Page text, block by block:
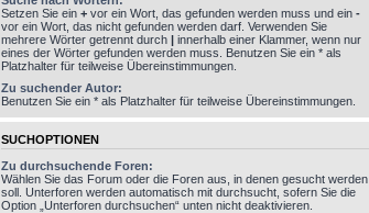
Setzen Sie ein + vor ein Wort, das gefunden werden muss und ein -
vor ein Wort, das nicht gefunden werden darf. Verwenden Sie
mehrere Wörter getrennt durch | innerhalb einer Klammer, wenn nur
eines der Wörter gefunden werden muss. Benutzen Sie ein * als
Platzhalter für teilweise Übereinstimmungen.
Zu suchender Autor:
Benutzen Sie ein * als Platzhalter für teilweise Übereinstimmungen.
SUCHOPTIONEN
Zu durchsuchende Foren:
Wählen Sie das Forum oder die Foren aus, in denen gesucht werden
soll. Unterforen werden automatisch mit durchsucht, sofern Sie die
Option „Unterforen durchsuchen“ unten nicht deaktivieren.